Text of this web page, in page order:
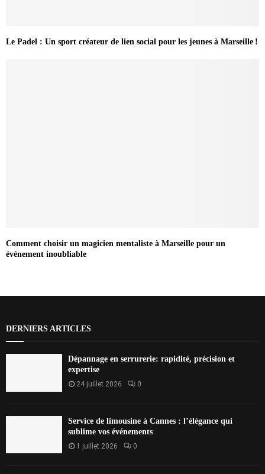
Le Padel : Un sport créateur de lien social pour les jeunes à Marseille !
Comment choisir un magicien mentaliste à Marseille pour un
événement inoubliable
DERNIERS ARTICLES
Dépannage en serrurerie: rapidité, précision et
expertise
24 juillet 2026 0
Service de limousine à Cannes : l’élégance qui
sublime vos événements
1 juillet 2026 0